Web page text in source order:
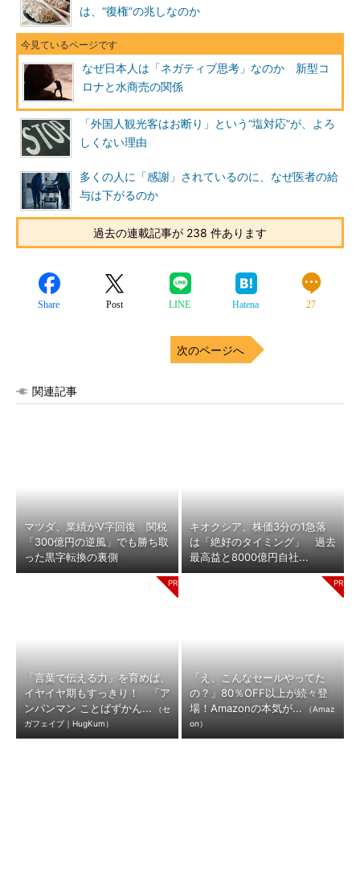
は、“復権”の兆しなのか
なぜ日本人は「ネガティブ思考」なのか 新型コ
ロナと水商売の関係
「外国人観光客はお断り」という“塩対応”が、よろ
しくない理由
多くの人に「感謝」されているのに、なぜ医者の給
与は下がるのか
過去の連載記事が 238 件あります
Share Post LINE Hatena 27
次のページへ
関連記事
マツダ、業績がV字回復 関税
「300億円の逆風」でも勝ち取
った黒字転換の裏側
キオクシア、株価3分の1急落
は「絶好のタイミング」 過去
最高益と8000億円自社...
「言葉で伝える力」を育めば、
イヤイヤ期もすっきり！ 「ア
ンパンマン ことばずかん...
（セ
ガフェイブ｜HugKum）
「え、こんなセールやってた
の？」80％OFF以上が続々登
場！Amazonの本気が...
（Amaz
on）